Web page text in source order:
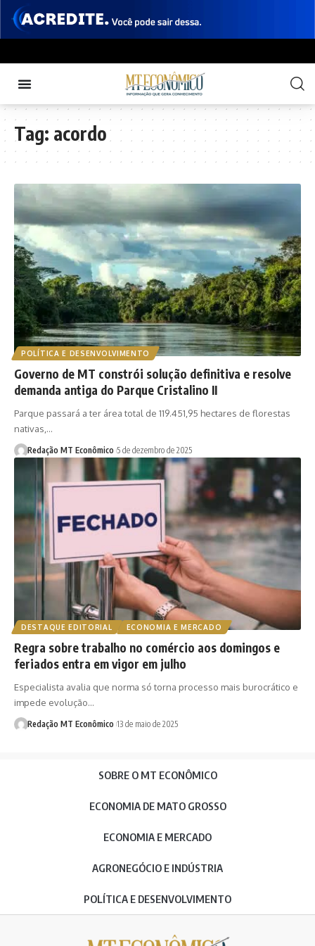
Tag: acordo
POLÍTICA E DESENVOLVIMENTO
Governo de MT constrói solução definitiva e resolve
demanda antiga do Parque Cristalino II
Parque passará a ter área total de 119.451,95 hectares de florestas
nativas,…
Redação MT Econômico 5 de dezembro de 2025
DESTAQUE EDITORIAL ECONOMIA E MERCADO
Regra sobre trabalho no comércio aos domingos e
feriados entra em vigor em julho
Especialista avalia que norma só torna processo mais burocrático e
impede evolução…
Redação MT Econômico 13 de maio de 2025
SOBRE O MT ECONÔMICO
ECONOMIA DE MATO GROSSO
ECONOMIA E MERCADO
AGRONEGÓCIO E INDÚSTRIA
POLÍTICA E DESENVOLVIMENTO